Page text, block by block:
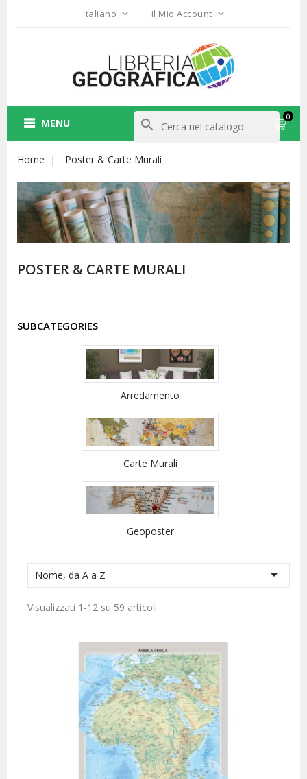
Italiano Il Mio Account
0
MENU search
Home Poster & Carte Murali
POSTER & CARTE MURALI
SUBCATEGORIES
Arredamento
Carte Murali
Geoposter
Nome, da A a Z 
Visualizzati 1-12 su 59 articoli